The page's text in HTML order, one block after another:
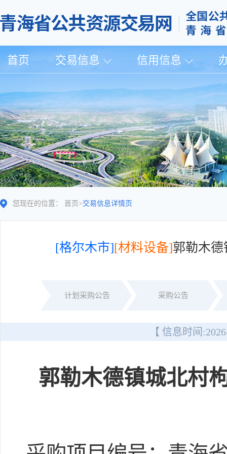
首页 交易信息 信用信息
您现在的位置： 首页 >交易信息详情页
[格尔木市][材料设备]郭勒木
计划采购公告 采购公告
【 信息时间:
郭勒木德镇城北村